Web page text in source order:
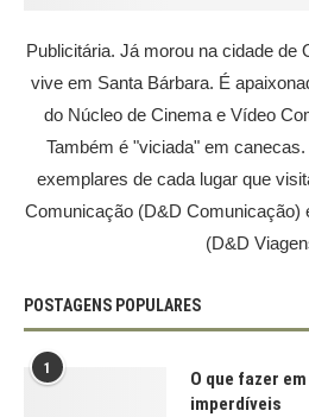
Publicitária. Já morou na cidade de
vive em Santa Bárbara. É
do Núcleo de Cinema e Vídeo
Também é "viciada" em
exemplares de cada lugar que
Comunicação (D&D Comunicação)
(D&D
POSTAGENS POPULARES
1
O que fazer
imperdíveis